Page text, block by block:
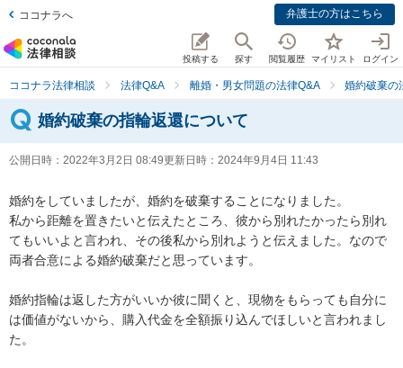
ココナラへ 弁護士の方はこちら
投稿する 探す 閲覧履歴 マイリスト ログイン
ココナラ法律相談 法律Q&A 離婚・男女問題の法律Q&A 婚約破棄の
婚約破棄の指輪返還について
公開日時： 2022年3月2日 08:49更新日時： 2024年9月4日 11:43
婚約をしていましたが、婚約を破棄することになりました。
私から距離を置きたいと伝えたところ、彼から別れたかったら別れ
てもいいよと言われ、その後私から別れようと伝えました。なので
両者合意による婚約破棄だと思っています。
婚約指輪は返した方がいいか彼に聞くと、現物をもらっても自分に
は価値がないから、購入代金を全額振り込んでほしいと言われまし
た。